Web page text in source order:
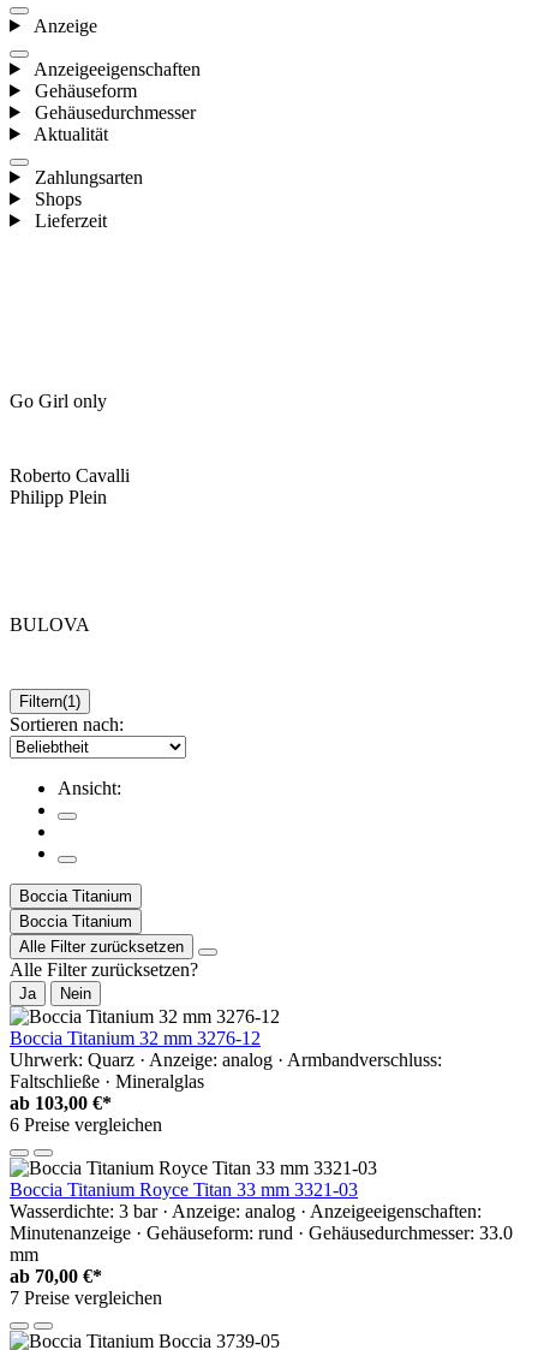
Anzeige
Anzeigeeigenschaften
Gehäuseform
Gehäusedurchmesser
Aktualität
Zahlungsarten
Shops
Lieferzeit
Go Girl only
Roberto Cavalli
Philipp Plein
BULOVA
Filtern(1)
Sortieren nach:
Ansicht:
Boccia Titanium
Boccia Titanium
Alle Filter zurücksetzen
Alle Filter zurücksetzen?
Ja Nein
Boccia Titanium 32 mm 3276-12
Uhrwerk: Quarz · Anzeige: analog · Armbandverschluss:
Faltschließe · Mineralglas
ab 103,00 €*
6 Preise vergleichen
Boccia Titanium Royce Titan 33 mm 3321-03
Wasserdichte: 3 bar · Anzeige: analog · Anzeigeeigenschaften:
Minutenanzeige · Gehäuseform: rund · Gehäusedurchmesser: 33.0
mm
ab 70,00 €*
7 Preise vergleichen